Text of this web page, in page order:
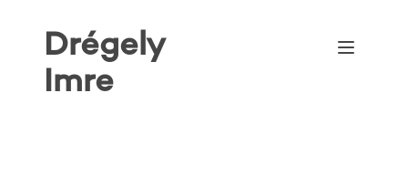
Drégely
Imre
Open